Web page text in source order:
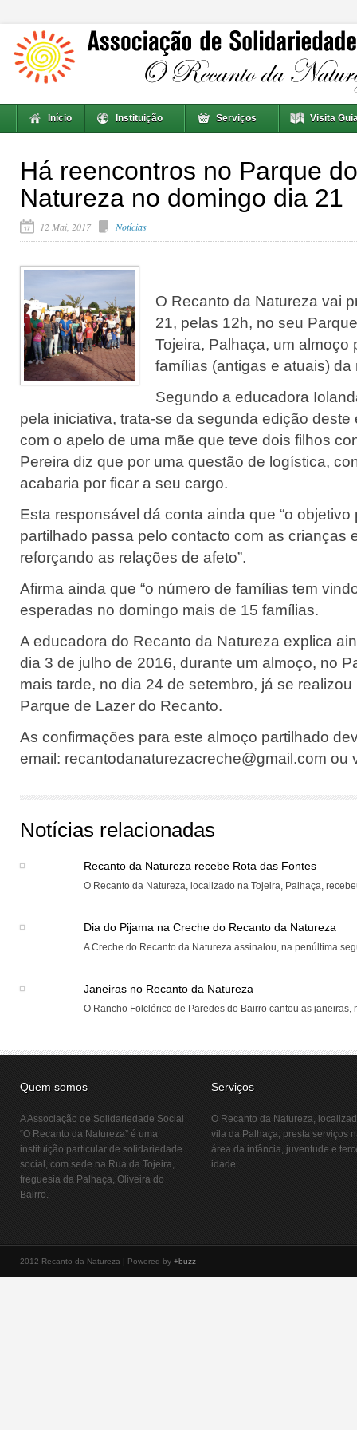
Início Instituição Serviços Visita
Há reencontros no Parque
Natureza no domingo dia 21
12 Mai, 2017 Notícias
O Recanto da Natureza vai
21, pelas 12h, no seu
Tojeira, Palhaça, um almoço
famílias (antigas e atuais)
Segundo a educadora
pela iniciativa, trata-se da segunda edição deste
com o apelo de uma mãe que teve dois filhos
Pereira diz que por uma questão de logística,
acabaria por ficar a seu cargo.
Esta responsável dá conta ainda que “o
partilhado passa pelo contacto com as crianças
reforçando as relações de afeto”.
Afirma ainda que “o número de famílias tem
esperadas no domingo mais de 15 famílias.
A educadora do Recanto da Natureza explica
dia 3 de julho de 2016, durante um almoço, no
mais tarde, no dia 24 de setembro, já se
Parque de Lazer do Recanto.
As confirmações para este almoço partilhado
email: recantodanaturezacreche@gmail.com ou
Notícias relacionadas
Recanto da Natureza recebe Rota das Fontes
O Recanto da Natureza, localizado na Tojeira, Palhaça,
Dia do Pijama na Creche do Recanto da Natureza
A Creche do Recanto da Natureza assinalou, na penúltima
Janeiras no Recanto da Natureza
O Rancho Folclórico de Paredes do Bairro cantou as janeiras,
Quem somos
A Associação de Solidariedade Social
“O Recanto da Natureza” é uma
instituição particular de solidariedade
social, com sede na Rua da Tojeira,
freguesia da Palhaça, Oliveira do
Bairro.
Serviços
O Recanto da Natureza,
vila da Palhaça, presta serviços
área da infância, juventude e
idade.
2012 Recanto da Natureza | Powered by +buzz